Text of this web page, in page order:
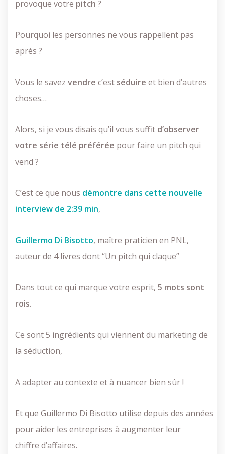
provoque votre pitch ?
Pourquoi les personnes ne vous rappellent pas
après ?
Vous le savez vendre c’est séduire et bien d’autres
choses…
Alors, si je vous disais qu’il vous suffit d’observer
votre série télé préférée pour faire un pitch qui
vend ?
C’est ce que nous démontre dans cette nouvelle
interview de 2:39 min,
Guillermo Di Bisotto, maître praticien en PNL,
auteur de 4 livres dont “Un pitch qui claque”
Dans tout ce qui marque votre esprit, 5 mots sont
rois.
Ce sont 5 ingrédients qui viennent du marketing de
la séduction,
A adapter au contexte et à nuancer bien sûr !
Et que Guillermo Di Bisotto utilise depuis des années
pour aider les entreprises à augmenter leur
chiffre d’affaires.